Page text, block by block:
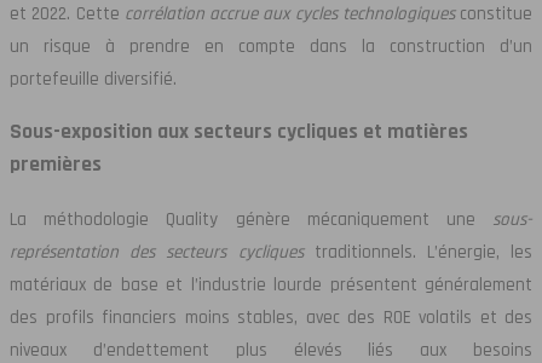
et 2022. Cette corrélation accrue aux cycles technologiquesconstitue
un risque à prendre en compte dans la construction d’un
portefeuille diversifié.
Sous-exposition aux secteurs cycliques et matières
premières
La méthodologie Quality génère mécaniquement une sous-
représentation des secteurs cycliquestraditionnels. L’énergie, les
matériaux de base et l’industrie lourde présentent généralement
des profils financiers moins stables, avec des ROE volatils et des
niveaux d’endettement plus élevés liés aux besoins